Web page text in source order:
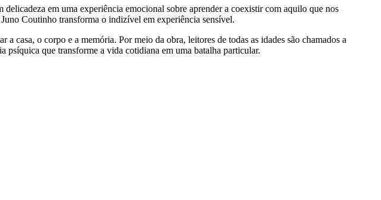
em uma experiência emocional sobre aprender a coexistir com aquilo que nos
Coutinho transforma o indizível em experiência sensível.
casa, o corpo e a memória. Por meio da obra, leitores de todas as idades são chamados a
psíquica que transforme a vida cotidiana em uma batalha particular.